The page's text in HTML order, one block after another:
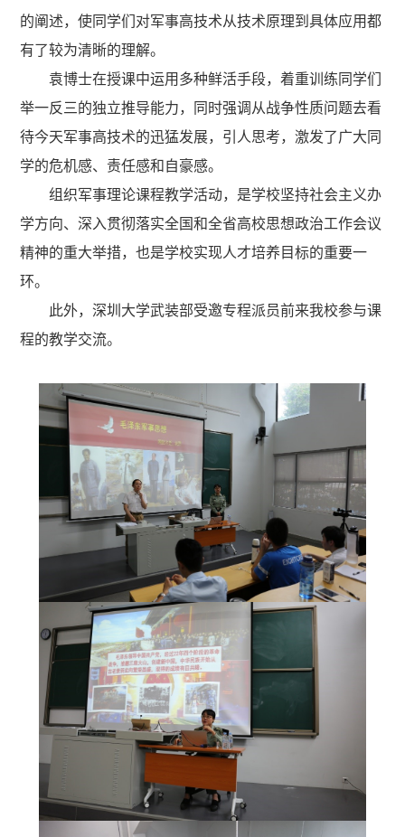
的阐述，使同学们对军事高技术从技术原理到具体应用都
有了较为清晰的理解。
袁博士在授课中运用多种鲜活手段，着重训练同学们
举一反三的独立推导能力，同时强调从战争性质问题去看
待今天军事高技术的迅猛发展，引人思考，激发了广大同
学的危机感、责任感和自豪感。
组织军事理论课程教学活动，是学校坚持社会主义办
学方向、深入贯彻落实全国和全省高校思想政治工作会议
精神的重大举措，也是学校实现人才培养目标的重要一
环。
此外，深圳大学武装部受邀专程派员前来我校参与课
程的教学交流。